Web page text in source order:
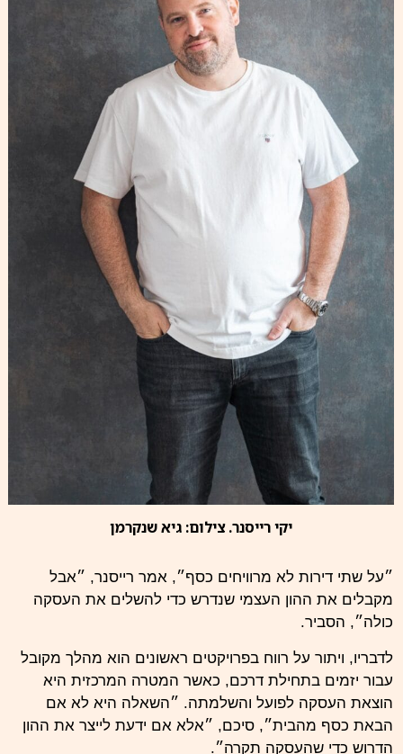
יקי רייסנר. צילום: גיא שנקרמן
״על שתי דירות לא מרוויחים כסף״, אמר רייסנר, ״אבל
מקבלים את ההון העצמי שנדרש כדי להשלים את העסקה
כולה״, הסביר.
לדבריו, ויתור על רווח בפרויקטים ראשונים הוא מהלך מקובל
עבור יזמים בתחילת דרכם, כאשר המטרה המרכזית היא
הוצאת העסקה לפועל והשלמתה. ״השאלה היא לא אם
הבאת כסף מהבית״, סיכם, ״אלא אם ידעת לייצר את ההון
הדרוש כדי שהעסקה תקרה״.